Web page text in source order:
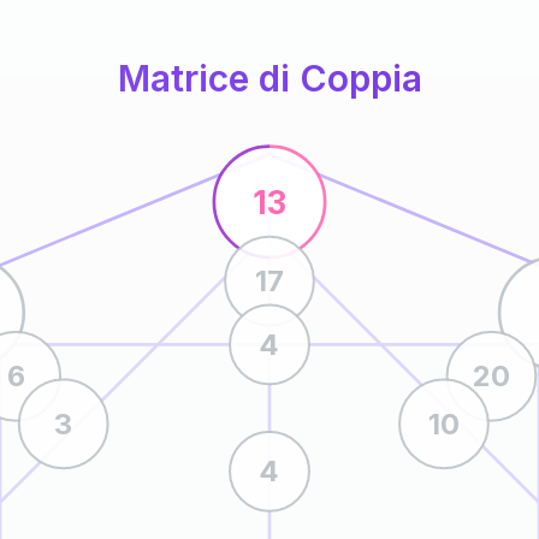
Matrice di Coppia
13
17
4
4
6
3
20
10